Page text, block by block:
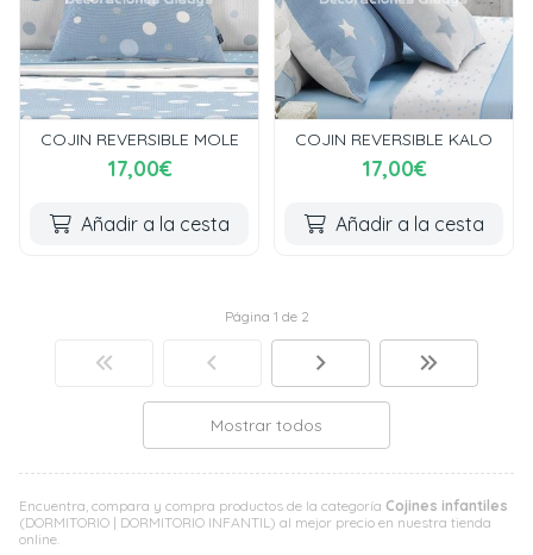
Encuentra, compara y compra productos de la categoría Cojines infantiles
(DORMITORIO | DORMITORIO INFANTIL) al mejor precio en nuestra tienda
online.
COJIN REVERSIBLE MOLE
17,00€
Añadir a la cesta
COJIN REVERSIBLE KALO
17,00€
Añadir a la cesta
Página 1 de 2
Mostrar todos